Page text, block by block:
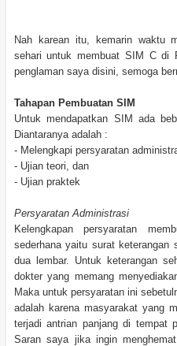
Nah karean itu, kemarin waktu
sehari untuk membuat SIM C di
penglaman saya disini, semoga
Tahapan Pembuatan SIM
Untuk mendapatkan SIM ada
Diantaranya adalah :
- Melengkapi persyaratan
- Ujian teori, dan
- Ujian praktek
Persyaratan Administrasi
Kelengkapan persyaratan
sederhana yaitu surat
dua lembar. Untuk keterangan
dokter yang memang
Maka untuk persyaratan ini
adalah karena masyarakat yang
terjadi antrian panjang di tempat
Saran saya jika ingin